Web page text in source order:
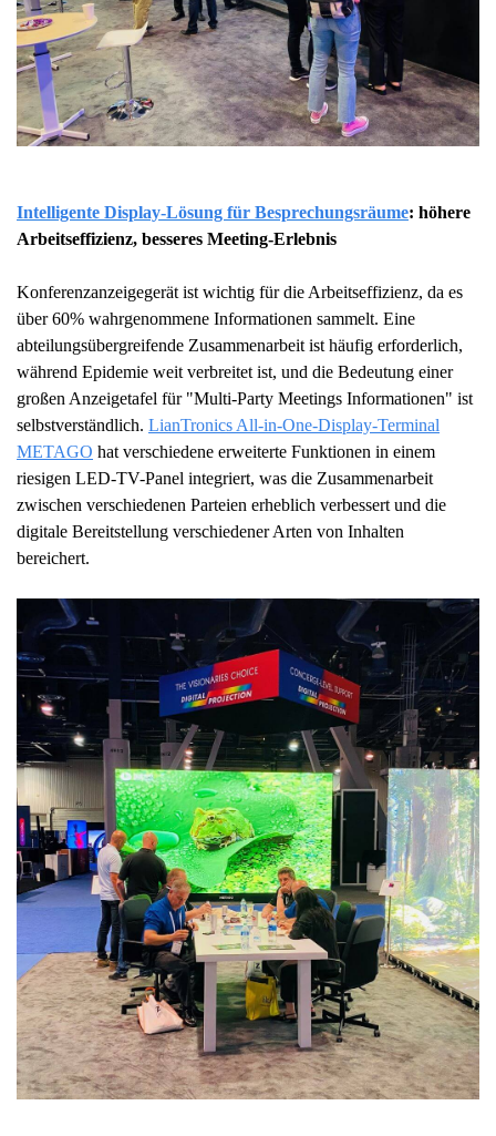
Intelligente Display-Lösung für Besprechungsräume: höhere
Arbeitseffizienz, besseres Meeting-Erlebnis
Konferenzanzeigegerät ist wichtig für die Arbeitseffizienz, da es
über 60% wahrgenommene Informationen sammelt. Eine
abteilungsübergreifende Zusammenarbeit ist häufig erforderlich,
während Epidemie weit verbreitet ist, und die Bedeutung einer
großen Anzeigetafel für "Multi-Party Meetings Informationen" ist
selbstverständlich. LianTronics All-in-One-Display-Terminal
METAGO hat verschiedene erweiterte Funktionen in einem
riesigen LED-TV-Panel integriert, was die Zusammenarbeit
zwischen verschiedenen Parteien erheblich verbessert und die
digitale Bereitstellung verschiedener Arten von Inhalten
bereichert.